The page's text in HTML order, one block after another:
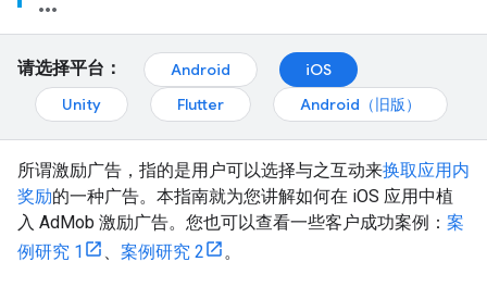
请选择平台： Android
iOS
Unity
Flutter Android（旧版）
所谓激励广告，指的是用户可以选择与之互动来换取应用内
奖励的一种广告。本指南就为您讲解如何在 iOS 应用中植
入 AdMob 激励广告。您也可以查看一些客户成功案例： 案
例研究 1
、 案例研究 2 。